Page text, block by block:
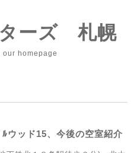
ーズ 札幌
our homepage
ウッド15、今後の空室紹介